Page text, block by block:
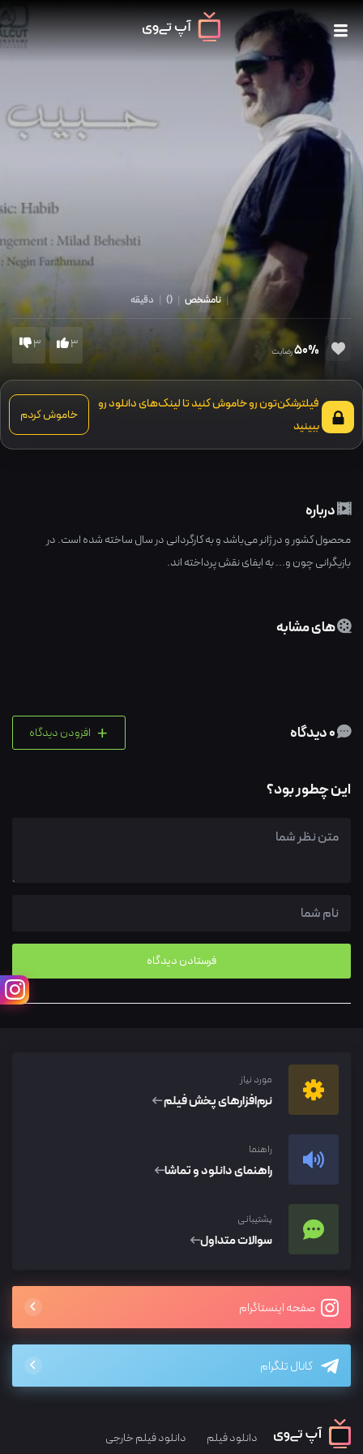
| نامشخص |
()
| دقیقه
50%رضایت 3
3
فیلترشکن‌تون رو خاموش کنید تا لینک‌های دانلود رو
ببینید
خاموش کردم
درباره
محصول کشور و در ژانر می‌باشد و به کارگردانی در سال ساخته شده است. در
بازیگرانی چون و... به ایفای نقش پرداخته اند.
های مشابه
+ افزودن دیدگاه
این چطور بود؟
مورد نیاز
نرم‌افزار‌های پخش فیلم
راهنما
راهنمای دانلود و تماشا
پشتیبانی
سوالات متداول
صفحه اینستاگرام
کانال تلگرام
دانلود فیلم دانلود فیلم خارجی